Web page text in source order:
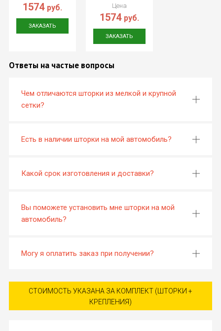
1574 руб.
ЗАКАЗАТЬ
Цена
1574 руб.
ЗАКАЗАТЬ
Ответы на частые вопросы
Чем отличаются шторки из мелкой и крупной
сетки?
Есть в наличии шторки на мой автомобиль?
Какой срок изготовления и доставки?
Вы поможете установить мне шторки на мой
автомобиль?
Могу я оплатить заказ при получении?
СТОИМОСТЬ УКАЗАНА ЗА КОМПЛЕКТ (ШТОРКИ +
КРЕПЛЕНИЯ)